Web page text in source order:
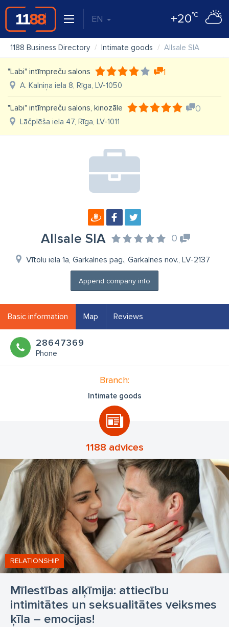
EN +20°C
1188 Business Directory Intimate goods Allsale SIA
"Labi" intīmpreču salons 1
A. Kalniņa iela 8, Rīga, LV-1050
"Labi" intīmpreču salons, kinozāle 0
Lāčplēša iela 47, Rīga, LV-1011
Allsale SIA 0
Vītolu iela 1a, Garkalnes pag., Garkalnes nov., LV-2137
Append company info
Basic information Map Reviews
28647369
Phone
Branch:
Intimate goods
1188 advices
Mīlestības alķīmija: attiecību
intimitātes un seksualitātes veiksmes
ķīla – emocijas!
RELATIONSHIP